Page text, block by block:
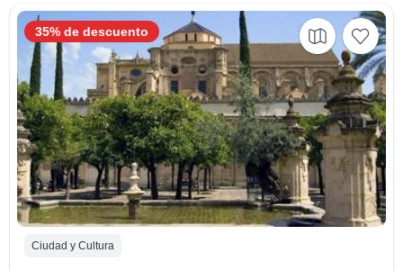
Ciudad y Cultura
35% de descuento